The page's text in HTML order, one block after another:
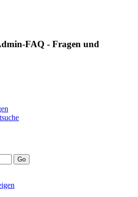
FAQ - Fragen und